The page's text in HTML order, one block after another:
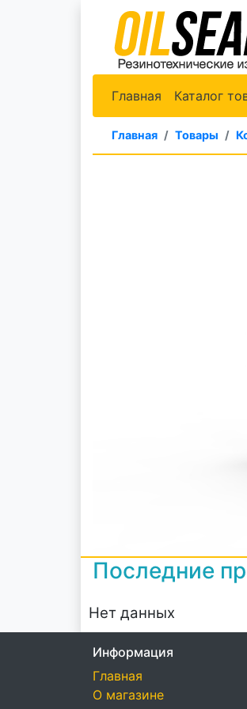
Главная Каталог
Главная Товары
Последние
Нет данных
Информация
Главная
О магазине